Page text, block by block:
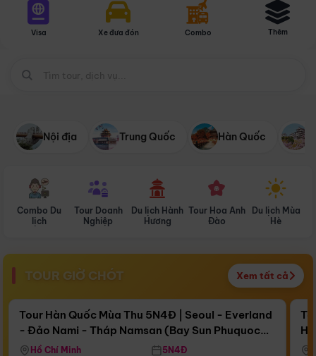
Visa Xe đưa đón Combo Thêm
Nội địa Trung Quốc Hàn Quốc
Combo Du
lịch
Tour Doanh
Nghiệp
Du lịch Hành
Hương
Tour Hoa Anh
Đào
Du lịch Mùa
Hè
TOUR GIỜ CHÓT Xem tất cả
Còn17 ngày 12:25:05
Bay Sun Phuquoc Airways
Điểm nổi bật
Tour Hàn Quốc Mùa Thu 5N4Đ | Seoul - Everland
- Đảo Nami - Tháp Namsan (Bay Sun Phuquoc
Airways)
Hồ Chí Minh 5N4Đ